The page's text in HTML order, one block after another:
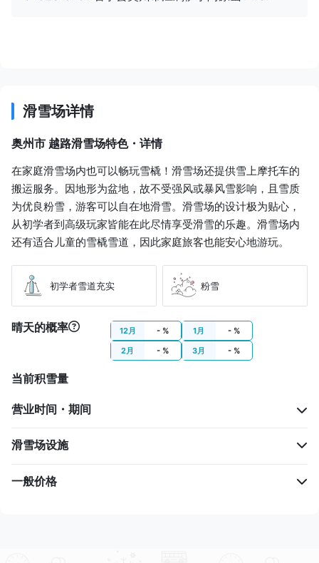
奥州市 越路滑雪场
滑雪场详情
奥州市 越路滑雪场特色・详情
在家庭滑雪场内也可以畅玩雪橇！滑雪场还提供雪上摩托车的
搬运服务。因地形为盆地，故不受强风或暴风雪影响，且雪质
为优良粉雪，游客可以自在地滑雪。滑雪场的设计极为贴心，
从初学者到高级玩家皆能在此尽情享受滑雪的乐趣。滑雪场内
还有适合儿童的雪橇雪道，因此家庭旅客也能安心地游玩。
初学者雪道充实 粉雪
晴天的概率 12月 - % 1月
- %
2月
- % 3月 - %
当前积雪量
营业时间・期间
滑雪场设施
一般价格